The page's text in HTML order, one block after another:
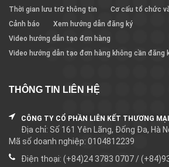
Thời gian lưu trữ thông tin
Cơ cấu tổ chức
Cảnh báo
Xem hướng dẫn đăng ký
Video hướng dẫn tạo đơn hàng
Video hướng dẫn tạo đơn hàng không cần đăng
THÔNG TIN LIÊN HỆ
CÔNG TY CỔ PHẦN LIÊN KẾT THƯƠNG
Địa chỉ: Số 161 Yên Lãng, Đống Đa, Hà
Mã số doanh nghiệp: 0104812239
Điện thoại: (+84)24 3783 0707 /